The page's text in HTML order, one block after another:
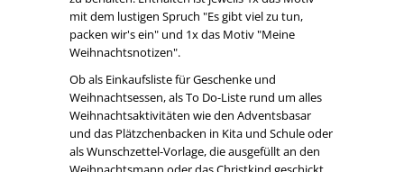
mit dem lustigen Spruch "Es gibt viel zu tun,
packen wir's ein" und 1x das Motiv "Meine
Weihnachtsnotizen".
Ob als Einkaufsliste für Geschenke und
Weihnachtsessen, als To Do-Liste rund um alles
Weihnachtsaktivitäten wie den Adventsbasar
und das Plätzchenbacken in Kita und Schule oder
als Wunschzettel-Vorlage, die ausgefüllt an den